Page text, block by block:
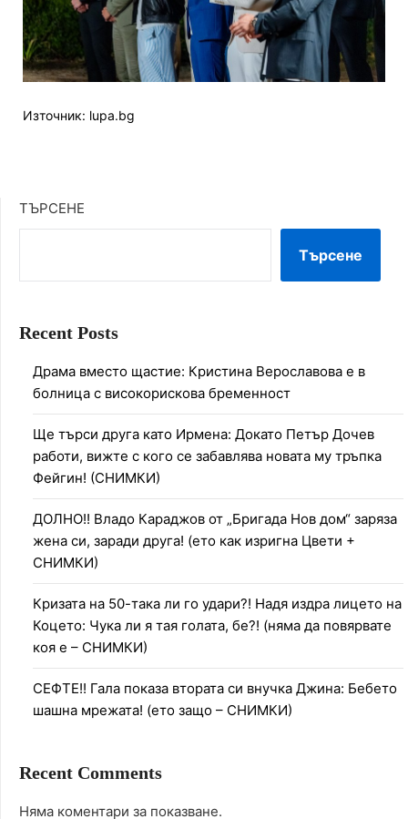
Източник: lupa.bg
ТЪРСЕНЕ
Търсене
Recent Posts
Драма вместо щастие: Кристина Верославова е в
болница с високорискова бременност
Ще търси друга като Ирмена: Докато Петър Дочев
работи, вижте с кого се забавлява новата му тръпка
Фейгин! (СНИМКИ)
ДОЛНО!! Владо Караджов от „Бригада Нов дом“ заряза
жена си, заради друга! (ето как изригна Цвети +
СНИМКИ)
Кризата на 50-така ли го удари?! Надя издра лицето на
Коцето: Чука ли я тая голата, бе?! (няма да повярвате
коя е – СНИМКИ)
СЕФТЕ!! Гала показа втората си внучка Джина: Бебето
шашна мрежата! (ето защо – СНИМКИ)
Recent Comments
Няма коментари за показване.